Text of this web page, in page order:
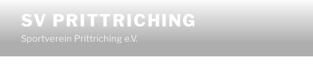
SV PRITTRICHING
Sportverein Prittriching e.V.